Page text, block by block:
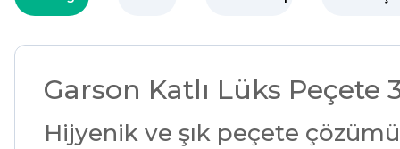
Garson Katlı Lüks Peçete
Hijyenik ve şık peçete